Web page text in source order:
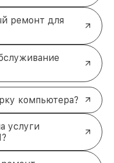
ремонт для
компьютера?
услуги